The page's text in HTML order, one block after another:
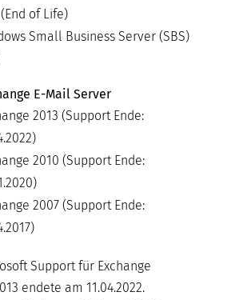
(End of Life)
Small Business Server (SBS)
E-Mail Server
2013 (Support Ende:
2010 (Support Ende:
2007 (Support Ende:
Support für Exchange
endete am 11.04.2022.